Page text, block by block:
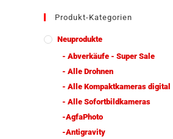
Produkt-Kategorien
Neuprodukte
- Abverkäufe - Super Sale
- Alle Drohnen
- Alle Kompaktkameras digital
- Alle Sofortbildkameras
-AgfaPhoto
-Antigravity